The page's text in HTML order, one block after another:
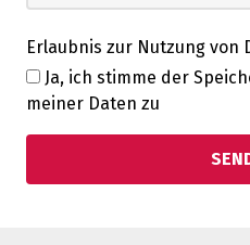
Erlaubnis zur Nutzung von
Ja, ich stimme der
meiner Daten zu